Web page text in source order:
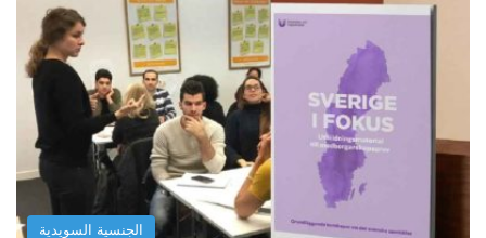
ا
س
ا
ب
ق
ح
ة
ا
ل
ت
ا
ل
ي
الجنسية السويدية